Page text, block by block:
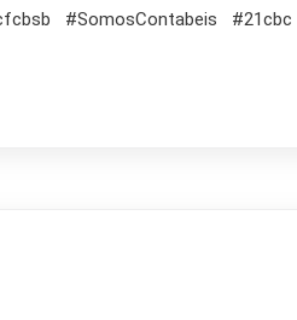
#SomosContabeis #21cbc